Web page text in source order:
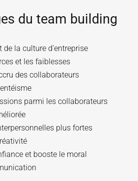
du team building
de la culture d’entreprise
et les faiblesses
des collaborateurs
parmi les collaborateurs
plus fortes
et booste le moral